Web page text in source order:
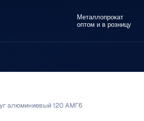
Металлопрокат
оптом и в розницу
алюминиевый 120 АМГ6